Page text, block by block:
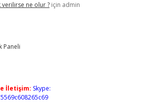
verilirse ne olur ?için admin
İletişim: Skype: